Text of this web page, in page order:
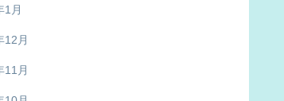
1月
12月
11月